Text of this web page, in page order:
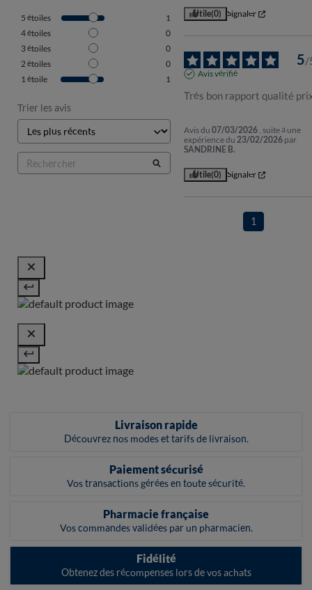
5 étoiles
1
4étoiles
0
3étoiles
0
2étoiles
0
1étoile 1
Trier les avis
Utile(0) Signaler
5/
Avis vérifié
Très bon rapport qualité
Avis du07/03/2026 , suite à une
expérience du23/02/2026 par
SANDRINE B.
Utile(0) Signaler
1
Livraison rapide
Découvrez nos modes et tarifs de livraison.
Paiement sécurisé
Vos transactions gérées en toute sécurité.
Pharmacie française
Vos commandes validées par un pharmacien.
Fidélité
Obtenez des récompenses lors de vos achats